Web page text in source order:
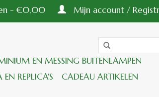
- €0,00 Mijn account /
EN MESSING BUITENLAMPEN
REPLICA'S
CADEAU ARTIKELEN